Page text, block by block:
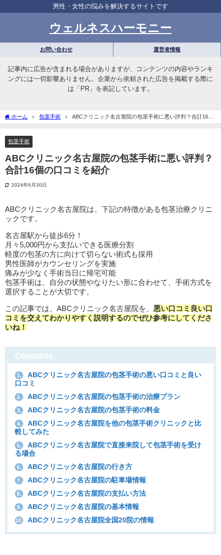
男性・女性の悩みを解決するサイトです
ウェルネスハーモニー
お問い合わせ 運営者情報
記事内に広告が含まれる場合がありますが、コンテンツの内容やランキ
ングには一切影響ありません。企業から依頼された広告を掲載する際に
は「PR」を表記しています。
ホーム 包茎手術
ABCクリニック名古屋院の包茎手術に悪い評判？合計16個
の口コミを紹介
包茎手術
ABCクリニック名古屋院の包茎手術に悪い評判？
合計16個の口コミを紹介
2024年6月30日
ABCクリニック名古屋院は、下記の特徴がある包茎治療クリニ
ックです。
名古屋駅から徒歩6分！
月々5,000円から支払いできる医療分割
軽度の包茎の方に向けて切らない術式も採用
男性医師がカウンセリングを実施
痛みが少なく手術当日に帰宅可能
包茎手術は、自分の状態やなりたい形に合わせて、手術方式を
選択することが大切です。
この記事では、ABCクリニック名古屋院を、 悪い口コミ良い口
コミを交えてわかりやすく説明するのでぜひ参考にしてくださ
いね！
Contents
1.
ABCクリニック名古屋院の包茎手術の悪い口コミと良い
口コミ
2. ABCクリニック名古屋院の包茎手術の治療プラン
3. ABCクリニック名古屋院の包茎手術の料金
4.
ABCクリニック名古屋院を他の包茎手術クリニックと比
較してみた
5.
ABCクリニック名古屋院で直接来院して包茎手術を受け
る場合
6. ABCクリニック名古屋院の行き方
7. ABCクリニック名古屋院の駐車場情報
8. ABCクリニック名古屋院の支払い方法
9. ABCクリニック名古屋院の基本情報
10. ABCクリニック名古屋院全国20院の情報